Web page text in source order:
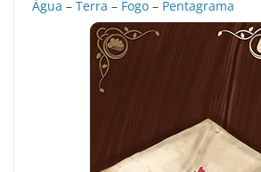
Água – Terra – Fogo – Pentagrama